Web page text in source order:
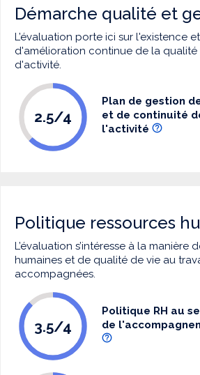
Démarche qualité et
L’évaluation porte ici sur l'existence
d'amélioration continue de la
d'activité.
2.5/4
Plan de gestion
et de continuité
l'activité
Politique ressources
L’évaluation s’intéresse à la
humaines et de qualité de vie au
accompagnées.
3.5/4
Politique RH au
de